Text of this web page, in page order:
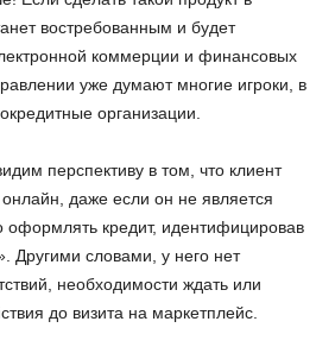
востребованным и будет
коммерции и финансовых
уже думают многие игроки, в
организации.
перспективу в том, что клиент
даже если он не является
оформлять кредит, идентифицировав
Другими словами, у него нет
необходимости ждать или
до визита на маркетплейс.